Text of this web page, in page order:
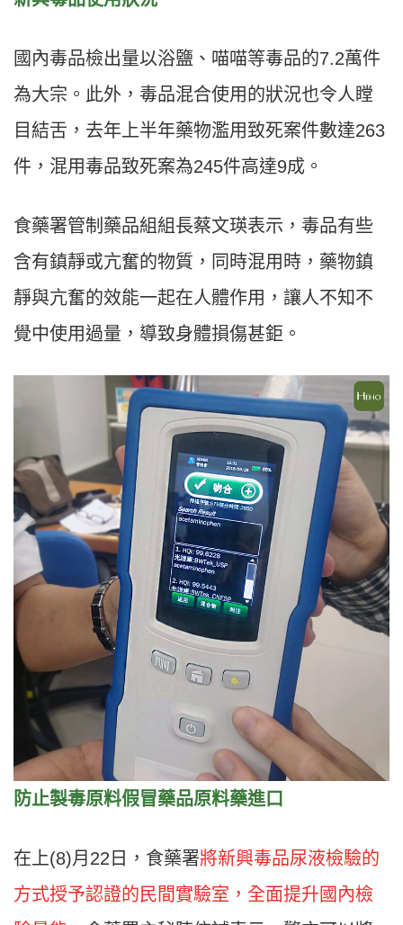
國內毒品檢出量以浴鹽、喵喵等毒品的7.2萬件
為大宗。此外，毒品混合使用的狀況也令人瞠
目結舌，去年上半年藥物濫用致死案件數達263
件，混用毒品致死案為245件高達9成。
食藥署管制藥品組組長蔡文瑛表示，毒品有些
含有鎮靜或亢奮的物質，同時混用時，藥物鎮
靜與亢奮的效能一起在人體作用，讓人不知不
覺中使用過量，導致身體損傷甚鉅。
防止製毒原料假冒藥品原料藥進口
在上(8)月22日，食藥署將新興毒品尿液檢驗的
方式授予認證的民間實驗室，全面提升國內檢